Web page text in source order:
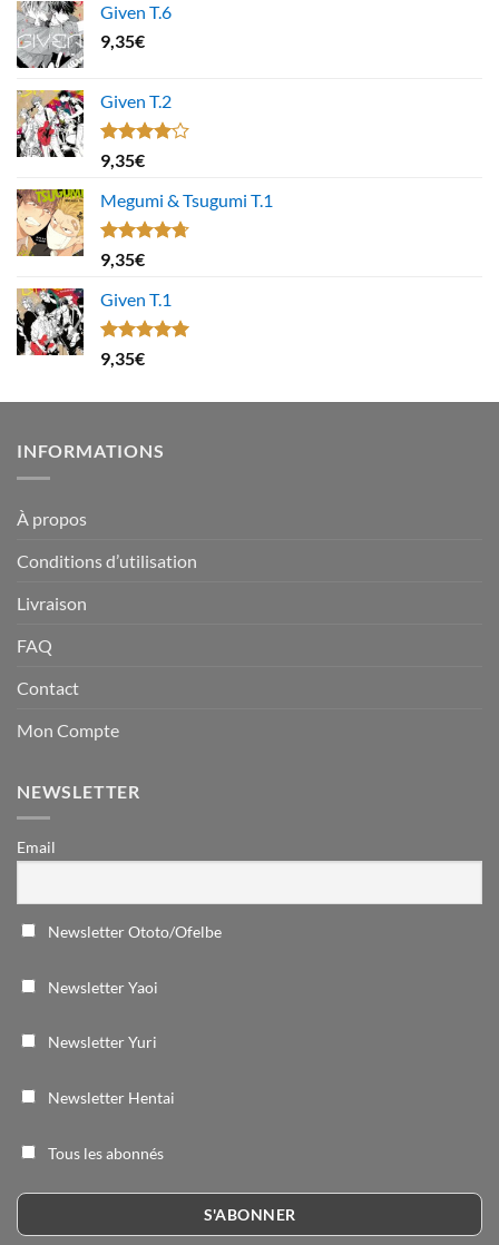
Given T.6
9,35€
Given T.2
Note
4.00
5
9,35€
Megumi & Tsugumi T.1
Note4.67
sur 5
9,35€
Given T.1
Note5.00
sur 5
9,35€
INFORMATIONS
À propos
Conditions d’utilisation
Livraison
FAQ
Contact
Mon Compte
NEWSLETTER
Email
Newsletter Ototo/Ofelbe
Newsletter Yaoi
Newsletter Yuri
Newsletter Hentai
Tous les abonnés